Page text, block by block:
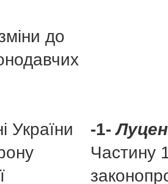
до
України
-1-
Частину